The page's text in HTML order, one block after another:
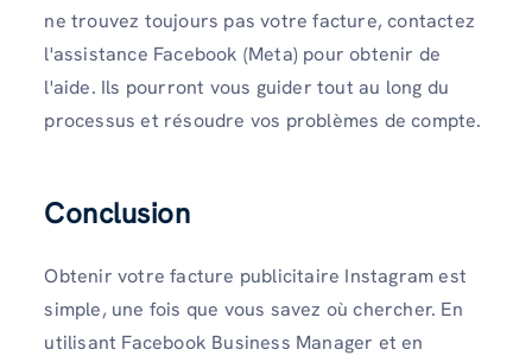
ne trouvez toujours pas votre facture, contactez
l'assistance Facebook (Meta) pour obtenir de
l'aide. Ils pourront vous guider tout au long du
processus et résoudre vos problèmes de compte.
Conclusion
Obtenir votre facture publicitaire Instagram est
simple, une fois que vous savez où chercher. En
utilisant Facebook Business Manager et en